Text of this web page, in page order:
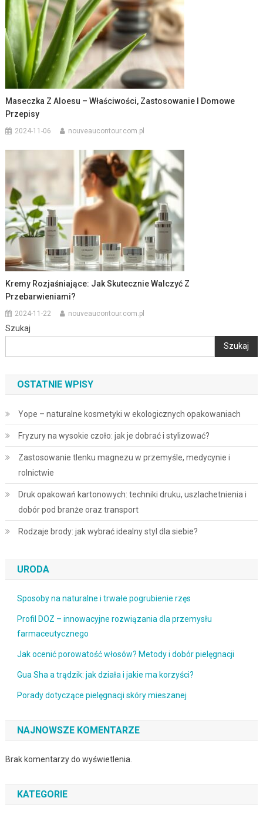
Maseczka Z Aloesu – Właściwości, Zastosowanie I Domowe
Przepisy
2024-11-06 nouveaucontour.com.pl
Kremy Rozjaśniające: Jak Skutecznie Walczyć Z
Przebarwieniami?
2024-11-22 nouveaucontour.com.pl
Szukaj
Szukaj
OSTATNIE WPISY
Yope – naturalne kosmetyki w ekologicznych opakowaniach
Fryzury na wysokie czoło: jak je dobrać i stylizować?
Zastosowanie tlenku magnezu w przemyśle, medycynie i
rolnictwie
Druk opakowań kartonowych: techniki druku, uszlachetnienia i
dobór pod branże oraz transport
Rodzaje brody: jak wybrać idealny styl dla siebie?
URODA
Sposoby na naturalne i trwałe pogrubienie rzęs
Profil DOZ – innowacyjne rozwiązania dla przemysłu
farmaceutycznego
Jak ocenić porowatość włosów? Metody i dobór pielęgnacji
Gua Sha a trądzik: jak działa i jakie ma korzyści?
Porady dotyczące pielęgnacji skóry mieszanej
NAJNOWSZE KOMENTARZE
Brak komentarzy do wyświetlenia.
KATEGORIE